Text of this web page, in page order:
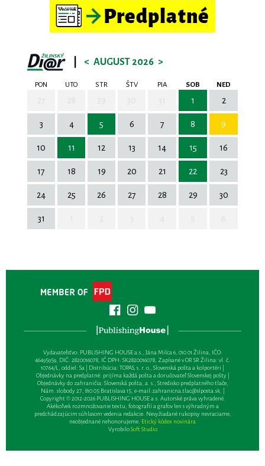
< AUGUST 2026 >
PON UTO STR ŠTV PIA SOB NED
1 2
3 4 5 6 7 8 9
10 11 12 13 14 15 16
17 18 19 20 21 22 23
24 25 26 27 28 29 30
31
Vydavateľsťvo: PUBLISHING HOUSE a.s., Jána Milca 6, 010 01 Žilina, IČO:
46495959, DIČ: 2820016078, IČ DPH: SK2820016078, Zapísané v OR SR Žilina: vl. č.
10764/L, oddiel: Sa | Distribúcia: TOPAS, s. r. o., Slovenská pošta a kolportéri |
Objednávky na predplatné: prijíma každá pošta a doručovateľ Slovenskej pošty |
Objednávky do zahraničia: Slovenská pošta, a. s., Stredisko predplatného tlače,
Nám. slobody 27, 810 05 Bratislava 15, e-mail:zahranicna.tlac@slposta.sk. |
Copyright © 2012-2026 PUBLISHING HOUSE a.s. Autorské práva vyhradené.
Akékoľvek rozmnožovanie textu, fotografií a grafov len s výhradným a
predchádzajúcim súhlasom vedenia redakcie. Nevyžiadané rukopisy nevraciame,
neobjednané nehonorujeme. Etický kódex novinára
VyrobiloSoft Studio